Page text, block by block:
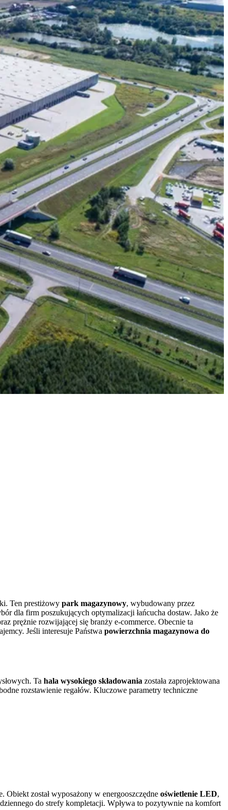
Ten prestiżowy park magazynowy, wybudowany przez
dla firm poszukujących optymalizacji łańcucha dostaw. Jako że
prężnie rozwijającej się branży e-commerce. Obecnie ta
Jeśli interesuje Państwa powierzchnia magazynowa do
Ta hala wysokiego składowania została zaprojektowana
rozstawienie regałów. Kluczowe parametry techniczne
został wyposażony w energooszczędne oświetlenie LED,
dziennego do strefy kompletacji. Wpływa to pozytywnie na komfort